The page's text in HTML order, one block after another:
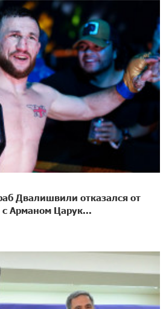
Двалишвили отказался от
с Арманом Царук...